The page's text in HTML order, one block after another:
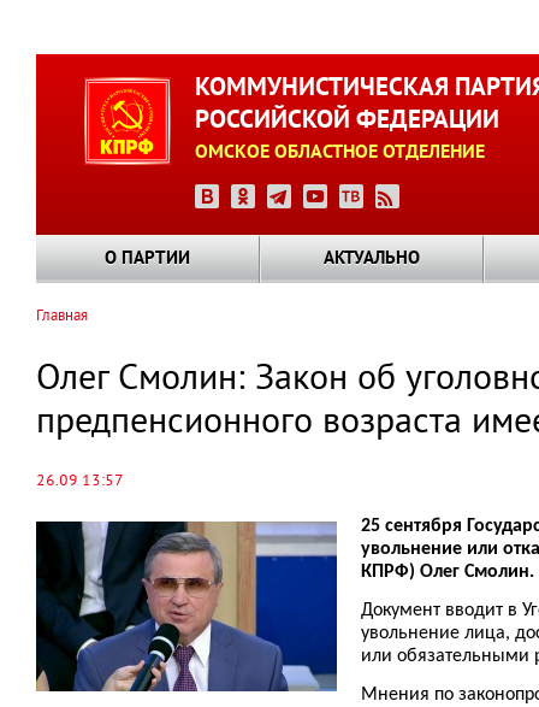
КОММУНИСТИЧЕСКАЯ
РОССИЙСКОЙ ФЕДЕРАЦИИ
ОМСКОЕ ОБЛАСТНОЕ ОТДЕЛЕНИЕ
О ПАРТИИ АКТУАЛЬНО
навигации
Главная
Олег Смолин: Закон об
предпенсионного возраста
26.09 13:57
25 сентября
увольнение или
КПРФ) Олег Смолин.
Документ вводит в
увольнение лица,
или обязательными
Мнения по